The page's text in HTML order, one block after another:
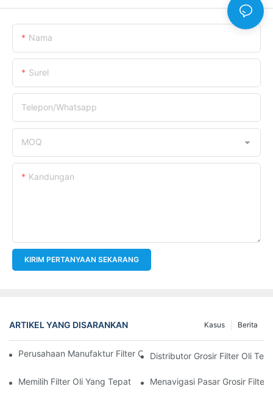
Nama
Surel
Telepon/whatsapp
MOQ
Kandungan
KIRIM PERTANYAAN SEKARANG
ARTIKEL YANG DISARANKAN Berita
Kasus
Perusahaan Manufaktur Filter Oli Teratas: Tinjauan
Distributor Grosir Filter Oli
Memilih Filter Oli Yang Tepat Untuk Model Kendaraan Anda:
Menavigasi Pasar Grosir Filter